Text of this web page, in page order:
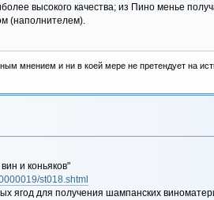
высокого качества; из Пино менье
(наполнителем).
мнением и ни в коей мере не претендует на
и коньяков"
st018.shtml
ягод для получения шампанских